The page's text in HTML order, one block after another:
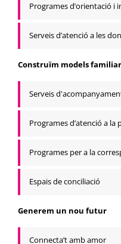
Programes d’orientació i
Serveis d’atenció a les
Construïm models
Serveis
Programes d’atenció a la
Programes per a la
Espais de conciliació
Generem un nou futur
Connecta’t amb amor